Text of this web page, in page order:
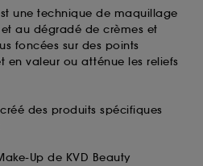
une technique de maquillage
au dégradé de crèmes et
foncées sur des points
en valeur ou atténue les reliefs
des produits spécifiques
Up de KVD Beauty